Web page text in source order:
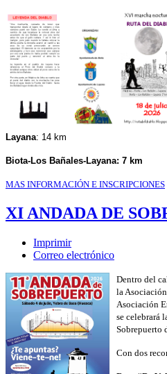
Layana: 14 km
Biota-Los Bañales-Layana: 7 km
MAS INFORMACIÓN E INSCRIPCIONES
XI ANDADA DE
Imprimir
Correo electrónico
Dentro del
la
Asociación
se celebrará
Sobrepuerto
Con dos